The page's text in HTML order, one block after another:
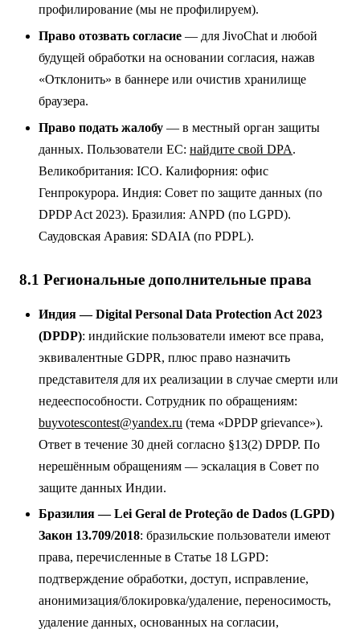
профилирование (мы не профилируем).
Право отозвать согласие — для JivoChat и любой
будущей обработки на основании согласия, нажав
«Отклонить» в баннере или очистив хранилище
браузера.
Право подать жалобу — в местный орган защиты
данных. Пользователи ЕС: найдите свой DPA.
Великобритания: ICO. Калифорния: офис
Генпрокурора. Индия: Совет по защите данных (по
DPDP Act 2023). Бразилия: ANPD (по LGPD).
Саудовская Аравия: SDAIA (по PDPL).
8.1 Региональные дополнительные права
Индия — Digital Personal Data Protection Act 2023
(DPDP): индийские пользователи имеют все права,
эквивалентные GDPR, плюс право назначить
представителя для их реализации в случае смерти или
недееспособности. Сотрудник по обращениям:
buyvotescontest@yandex.ru (тема «DPDP grievance»).
Ответ в течение 30 дней согласно §13(2) DPDP. По
нерешённым обращениям — эскалация в Совет по
защите данных Индии.
Бразилия — Lei Geral de Proteção de Dados (LGPD)
Закон 13.709/2018: бразильские пользователи имеют
права, перечисленные в Статье 18 LGPD:
подтверждение обработки, доступ, исправление,
анонимизация/блокировка/удаление, переносимость,
удаление данных, основанных на согласии,